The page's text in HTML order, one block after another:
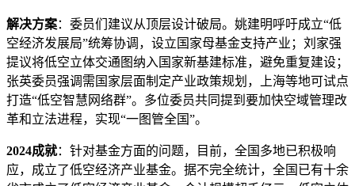
解决方案：委员们建议从顶层设计破局。姚建明呼吁成立“低
空经济发展局”统筹协调，设立国家母基金支持产业；刘家强
提议将低空立体交通图纳入国家新基建标准，避免重复建设；
张英委员强调需国家层面制定产业政策规划，上海等地可试点
打造“低空智慧网络群”。多位委员共同提到要加快空域管理改
革和立法进程，实现“一图管全国”。
2024成就：针对基金方面的问题，目前，全国多地已积极响
应，成立了低空经济产业基金。据不完全统计，全国已有十余